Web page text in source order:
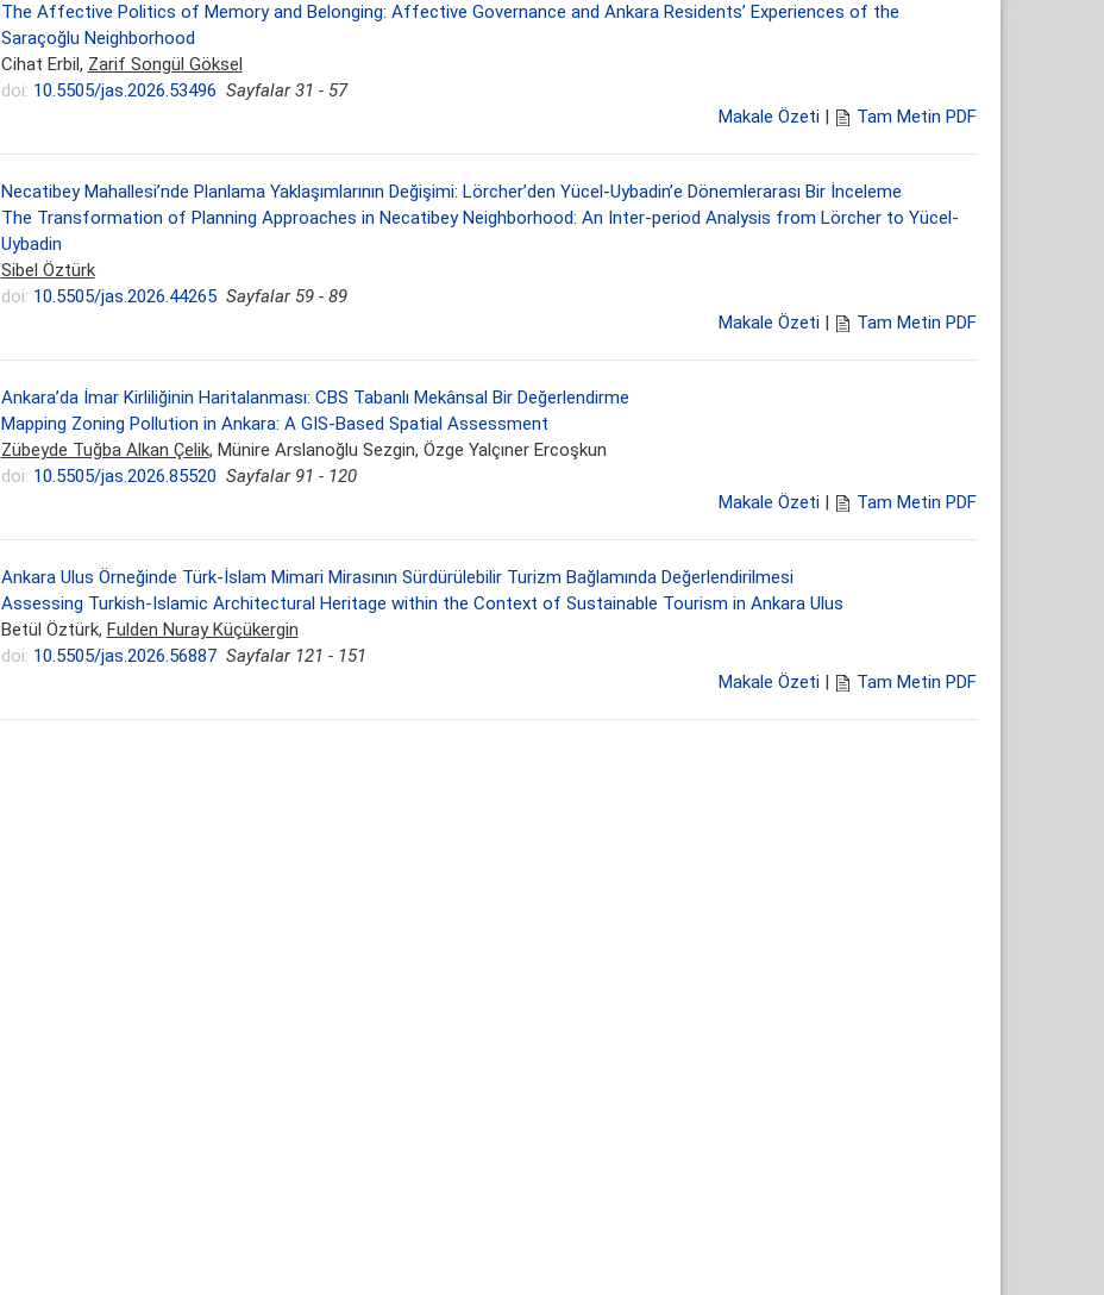
The Affective Politics of Memory and Belonging: Affective Governance and Ankara Residents’ Experiences of the
Saraçoğlu Neighborhood
Cihat Erbil, Zarif Songül Göksel
doi: 10.5505/jas.2026.53496 Sayfalar 31 - 57
Makale Özeti| Tam Metin PDF
Necatibey Mahallesi’nde Planlama Yaklaşımlarının Değişimi: Lörcher’den Yücel-Uybadin’e Dönemlerarası Bir İnceleme
The Transformation of Planning Approaches in Necatibey Neighborhood: An Inter-period Analysis from Lörcher to Yücel-
Uybadin
Sibel Öztürk
doi: 10.5505/jas.2026.44265 Sayfalar 59 - 89
Makale Özeti| Tam Metin PDF
Ankara’da İmar Kirliliğinin Haritalanması: CBS Tabanlı Mekânsal Bir Değerlendirme
Mapping Zoning Pollution in Ankara: A GIS-Based Spatial Assessment
Zübeyde Tuğba Alkan Çelik, Münire Arslanoğlu Sezgin, Özge Yalçıner Ercoşkun
doi: 10.5505/jas.2026.85520 Sayfalar 91 - 120
Makale Özeti| Tam Metin PDF
Ankara Ulus Örneğinde Türk-İslam Mimari Mirasının Sürdürülebilir Turizm Bağlamında Değerlendirilmesi
Assessing Turkish-Islamic Architectural Heritage within the Context of Sustainable Tourism in Ankara Ulus
Betül Öztürk, Fulden Nuray Küçükergin
doi: 10.5505/jas.2026.56887 Sayfalar 121 - 151
Makale Özeti| Tam Metin PDF